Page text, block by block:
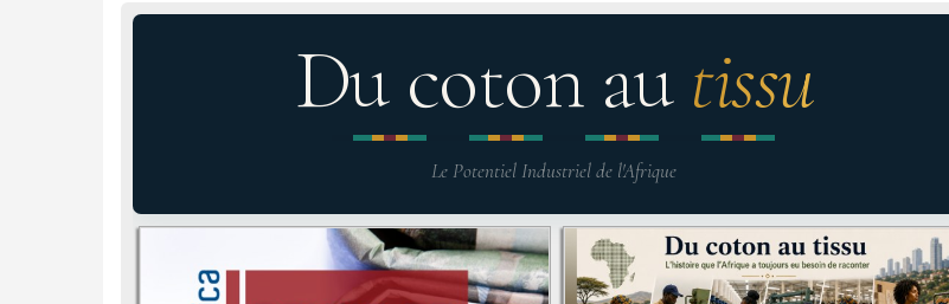
Du coton au tissu
Le Potentiel Industriel de l'Afrique